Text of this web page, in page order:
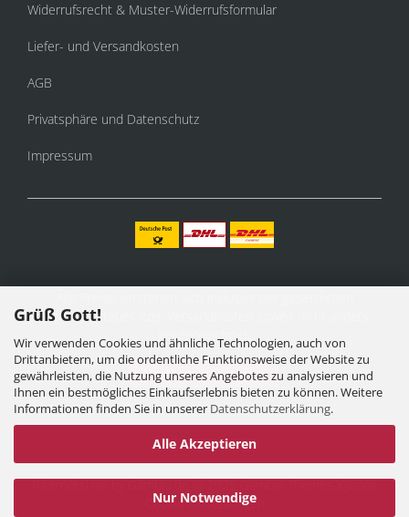
Grüß Gott!
Wir verwenden Cookies und ähnliche Technologien, auch von
Drittanbietern, um die ordentliche Funktionsweise der Website zu
gewährleisten, die Nutzung unseres Angebotes zu analysieren und
Ihnen ein bestmögliches Einkaufserlebnis bieten zu können. Weitere
Informationen finden Sie in unserer Datenschutzerklärung.
Alle Akzeptieren
Nur Notwendige
Widerrufsrecht & Muster-Widerrufsformular
Liefer- und Versandkosten
AGB
Privatsphäre und Datenschutz
Impressum
Mehrwertsteuer, zzgl.
gekennzeichnet.
Vertrag widerrufen
Internetshopby Gambio.de © 2025 Gambio ThemesXycons
Cookie Einstellungen